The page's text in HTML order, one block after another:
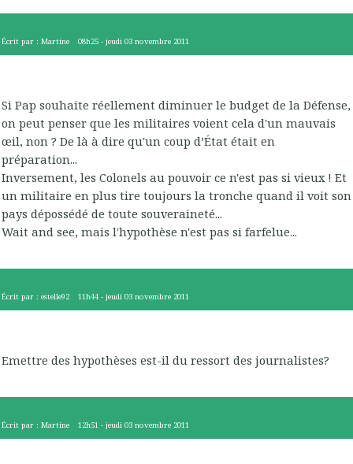
Écrit par : Martine 08h25 -jeudi 03 novembre 2011
Si Pap souhaite réellement diminuer le budget de la Défense,
on peut penser que les militaires voient cela d'un mauvais
œil, non ? De là à dire qu'un coup d’État était en
préparation...
Inversement, les Colonels au pouvoir ce n'est pas si vieux ! Et
un militaire en plus tire toujours la tronche quand il voit son
pays dépossédé de toute souveraineté...
Wait and see, mais l'hypothèse n'est pas si farfelue...
Écrit par : estelle92 11h44 -jeudi 03 novembre 2011
Emettre des hypothèses est-il du ressort des journalistes?
Écrit par : Martine 12h51 -jeudi 03 novembre 2011